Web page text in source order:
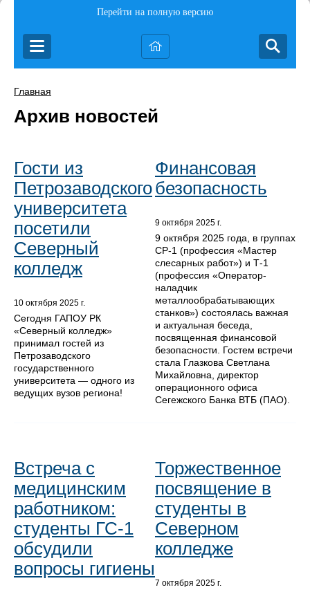
Перейти на полную версию
Главная
Архив новостей
Гости из
Петрозаводского
университета
посетили
Северный
колледж
10 октября 2025 г.
Сегодня ГАПОУ РК
«Северный колледж»
принимал гостей из
Петрозаводского
государственного
университета — одного из
ведущих вузов региона!
Финансовая
безопасность
9 октября 2025 г.
9 октября 2025 года, в группах
СР-1 (профессия «Мастер
слесарных работ») и Т-1
(профессия «Оператор-
наладчик
металлообрабатывающих
станков») состоялась важная
и актуальная беседа,
посвященная финансовой
безопасности. Гостем встречи
стала Глазкова Светлана
Михайловна, директор
операционного офиса
Сегежского Банка ВТБ (ПАО).
Встреча с
медицинским
работником:
студенты ГС-1
обсудили
вопросы гигиены
Торжественное
посвящение в
студенты в
Северном
колледже
7 октября 2025 г.